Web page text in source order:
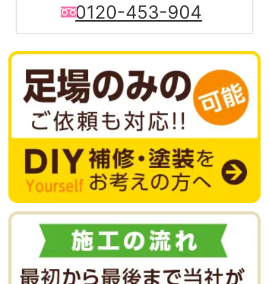
0120-453-904